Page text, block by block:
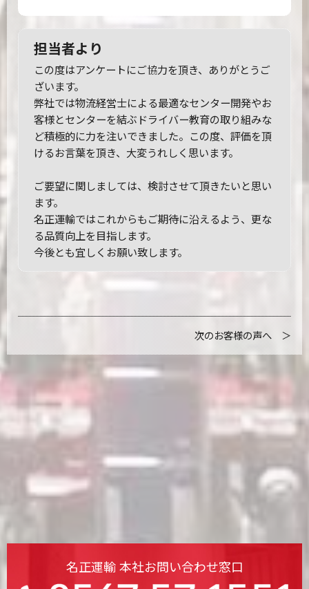
担当者より
この度はアンケートにご協力を頂き、ありがとうご
ざいます。
弊社では物流経営士による最適なセンター開発やお
客様とセンターを結ぶドライバー教育の取り組みな
ど積極的に力を注いできました。この度、評価を頂
けるお言葉を頂き、大変うれしく思います。
ご要望に関しましては、検討させて頂きたいと思い
ます。
名正運輸ではこれからもご期待に沿えるよう、更な
る品質向上を目指します。
今後とも宜しくお願い致します。
次のお客様の声へ ＞
名正運輸 本社お問い合わせ窓口